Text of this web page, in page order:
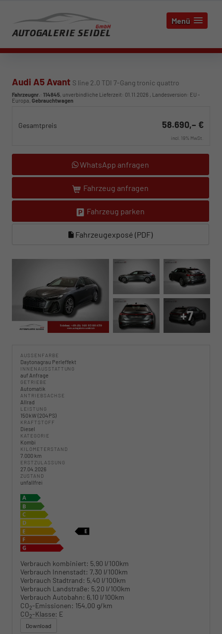
Menü
Audi A5 Avant S line 2.0 TDI 7-Gang tronic quattro
Fahrzeugnr.: 114845, unverbindliche Lieferzeit: 01.11.2026 , Landesversion: EU -
Europa, Gebrauchtwagen
Gesamtpreis 58.690,– €
incl. 19% MwSt.
WhatsApp anfragen
Fahrzeug anfragen
Fahrzeug parken
Fahrzeugexposé (PDF)
+7
AUSSENFARBE
Daytonagrau Perleffekt
INNENAUSSTATTUNG
auf Anfrage
GETRIEBE
Automatik
ANTRIEBSACHSE
Allrad
LEISTUNG
150 kW (204 PS)
KRAFTSTOFF
Diesel
KATEGORIE
Kombi
KILOMETERSTAND
7.000 km
ERSTZULASSUNG
27.04.2026
ZUSTAND
unfallfrei
Verbrauch kombiniert: 5,90 l/100km
Verbrauch Innenstadt: 7,30 l/100km
Verbrauch Stadtrand: 5,40 l/100km
Verbrauch Landstraße: 5,20 l/100km
Verbrauch Autobahn: 6,10 l/100km
CO2-Emissionen: 154,00 g/km
CO2-Klasse: E
Download